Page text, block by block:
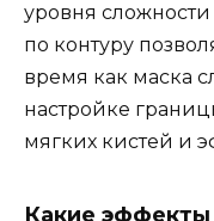
уровня
по контуру
время как маска
настройке
мягких кистей и
Какие